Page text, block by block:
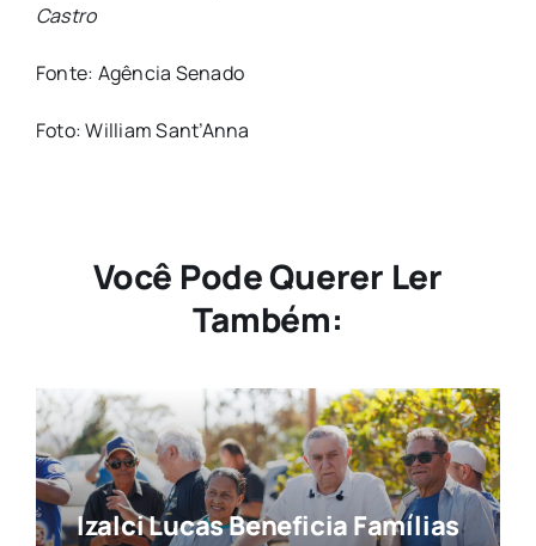
Castro
Fonte: Agência Senado
Foto: William Sant’Anna
Você Pode Querer Ler
Também:
Izalci Lucas Beneficia Famílias